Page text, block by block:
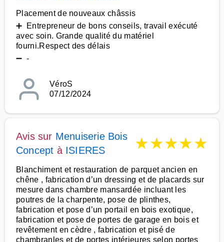
Placement de nouveaux châssis
➕ Entrepreneur de bons conseils, travail exécuté
avec soin. Grande qualité du matériel
fourni.Respect des délais
➖ -
VéroS
07/12/2024
Avis sur Menuiserie Bois
Concept à ISIERES ★★★★★
Blanchiment et restauration de parquet ancien en
chêne , fabrication d’un dressing et de placards sur
mesure dans chambre mansardée incluant les
poutres de la charpente, pose de plinthes,
fabrication et pose d’un portail en bois exotique,
fabrication et pose de portes de garage en bois et
revêtement en cèdre , fabrication et pisé de
chambranles et de portes intérieures selon portes